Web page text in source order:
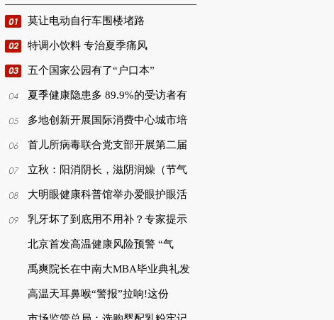
莫让电动自行车围楼堵路
特调小饮料 专治夏季痛风
五个国家公园有了“户口本”
夏季健康隐患多 89.9%的受访者有
多地创新开展国际消费中心城市培
首儿所病毒联合党支部开展第二届
立秋：阳消阴长，滋阴润燥（节气
大明眼健康科普馆举办爱眼护眼活
乳牙坏了到底用不用补？专家提示
北京首发高温健康风险预警 “气
禹爽院长在中南大MBA毕业典礼发
高温天耳鼻喉“警报”拉响!这份